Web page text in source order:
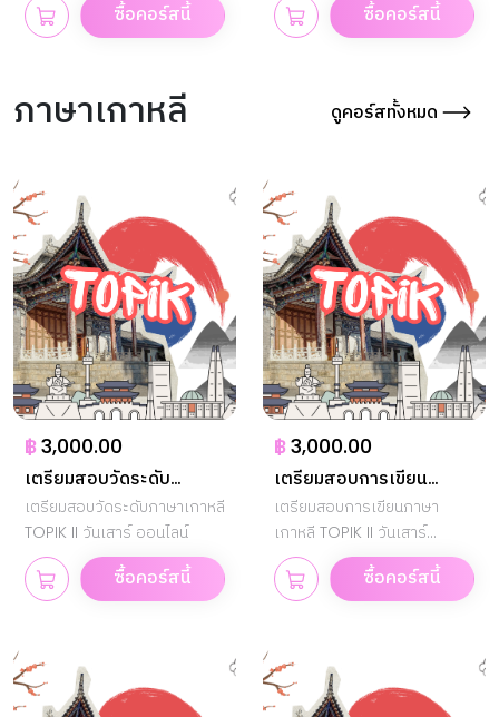
ซื้อคอร์สนี้ ซื้อคอร์สนี้
ภาษาเกาหลี ดูคอร์สทั้งหมด
฿3,000.00
เตรียมสอบวัดระดับ
TOPIK II
เตรียมสอบวัดระดับภาษาเกาหลี
TOPIK II วันเสาร์ ออนไลน์
ซื้อคอร์สนี้
฿3,000.00
เตรียมสอบการเขียน
TOPIK II
เตรียมสอบการเขียนภาษา
เกาหลี TOPIK II วันเสาร์
ออนไลน์
ซื้อคอร์สนี้